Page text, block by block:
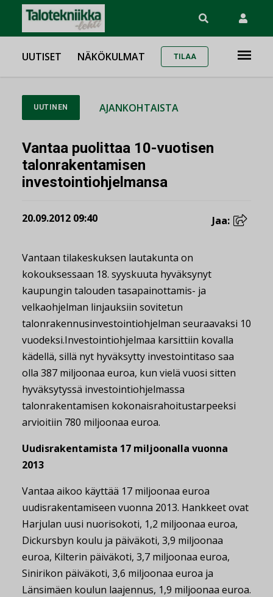
UUTISET NÄKÖKULMAT TILAA
UUTINEN AJANKOHTAISTA
Vantaa puolittaa 10-vuotisen
talonrakentamisen
investointiohjelmansa
20.09.2012 09:40 Jaa:
Vantaan tilakeskuksen lautakunta on
kokouksessaan 18. syyskuuta hyväksynyt
kaupungin talouden tasapainottamis- ja
velkaohjelman linjauksiin sovitetun
talonrakennusinvestointiohjelman seuraavaksi 10
vuodeksi.Investointiohjelmaa karsittiin kovalla
kädellä, sillä nyt hyväksytty investointitaso saa
olla 387 miljoonaa euroa, kun vielä vuosi sitten
hyväksytyssä investointiohjelmassa
talonrakentamisen kokonaisrahoitustarpeeksi
arvioitiin 780 miljoonaa euroa.
Uudisrakentamista 17 miljoonalla vuonna
2013
Vantaa aikoo käyttää 17 miljoonaa euroa
uudisrakentamiseen vuonna 2013. Hankkeet ovat
Harjulan uusi nuorisokoti, 1,2 miljoonaa euroa,
Dickursbyn koulu ja päiväkoti, 3,9 miljoonaa
euroa, Kilterin päiväkoti, 3,7 miljoonaa euroa,
Sinirikon päiväkoti, 3,6 miljoonaa euroa ja
Länsimäen koulun laajennus, 1,9 miljoonaa euroa.